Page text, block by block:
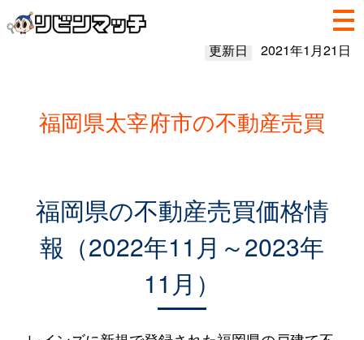
更新日 2021年1月21日
福岡県太宰府市の不動産売買
福岡県の不動産売買価格情
報（2022年11月～2023年
11月）